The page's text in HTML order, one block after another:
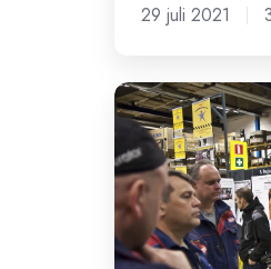
29 juli 2021
4
tips
voor
een
veilige
bedrijfscultuur